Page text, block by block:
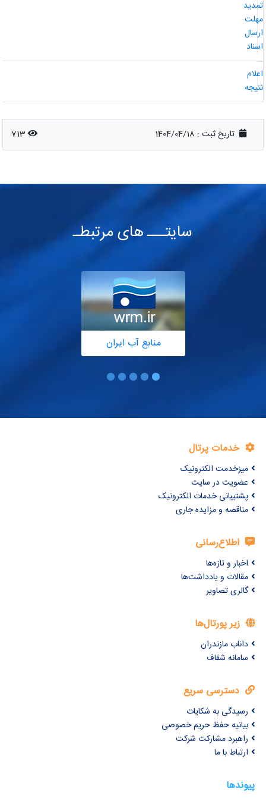
تاریخ ثبت : 1404/04/18
713
سایتـــ های مرتبطـ
منابع آب ایران
خدمات پرتال
میزخدمت الکترونیک
عضویت در سایت
پشتیبانی خدمات الکترونیک
مناقصه و مزایده جاری
اطلاع‌رسانی
اخبار و تازه‌ها
مقالات و یادداشت‌ها
گالری تصاویر
زیر پورتال‌ها
داناب مازندران
سامانه شفاف
دسترسی سریع
رسیدگی به شکایات
بیانیه حفظ حریم خصوصی
راهبرد مشارکت شرکت
ارتباط با ما
پیوندها